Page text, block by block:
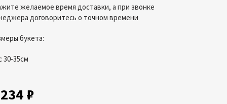
желаемое время доставки, а при звонке
договоритесь о точном времени
букета:
30-35см
₽